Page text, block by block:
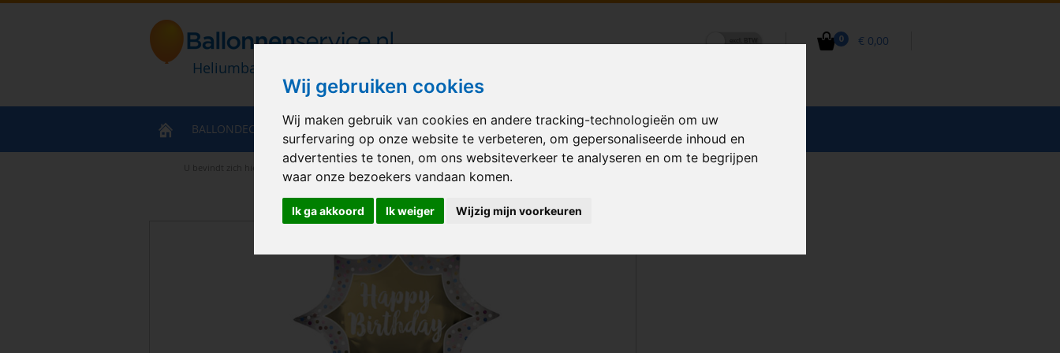
Wij gebruiken cookies
Wij maken gebruik van cookies en andere tracking-technologieën om uw
surfervaring op onze website te verbeteren, om gepersonaliseerde inhoud en
advertenties te tonen, om ons websiteverkeer te analyseren en om te begrijpen
waar onze bezoekers vandaan komen.
Ik ga akkoord Ik weiger Wijzig mijn voorkeuren
0 € 0,00
Heliumballonnen en ballondecoraties bezorgd in heel Nederland
U bevindt zich hier Ballonboeket Happy Birthday Satin Gold Burst
BALLONDECORATIES HELIUM BALLONNEN GELEGENHEID VERHUUR BEDRUKKEN ACCESSOIRES